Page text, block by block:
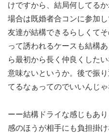
けですから、結局何してる
場合は既婚者合コンに参加
友達が結構できるらしくて
って誘われるケースも結構
ら最初から長く仲良くした
意味ないというか。後で振
てるなぁってのでいいんじゃ
ーー結構ドライな感じもあ
感のほうが相手にも負担掛